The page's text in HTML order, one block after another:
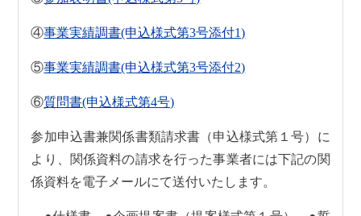
④事業実績調書(申込様式第3号添付1)
⑤事業実績調書(申込様式第3号添付2)
⑥質問書(申込様式第4号)
参加申込書兼関係書類請求書（申込様式第１号）に
より、関係資料の請求を行った事業者には下記の関
係資料を電子メールにて送付いたします。